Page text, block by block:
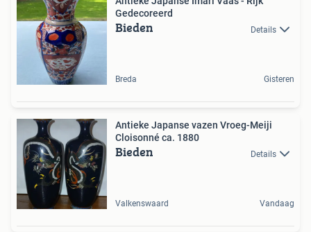
Gedecoreerd
Bieden Details
Breda Gisteren
Antieke Japanse vazen Vroeg-Meiji
Cloisonné ca. 1880
Bieden Details
Valkenswaard Vandaag